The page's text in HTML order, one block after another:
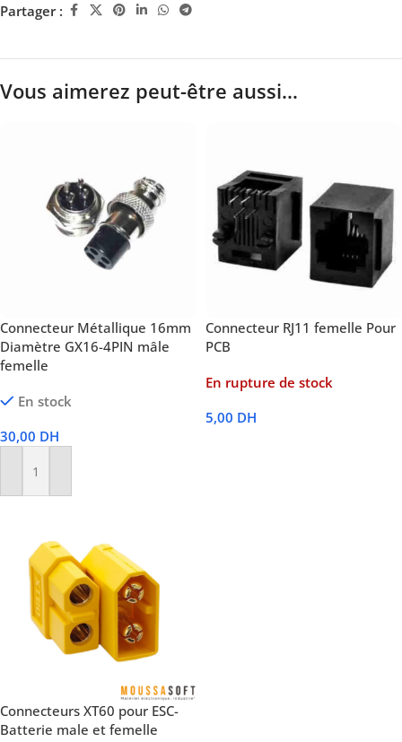
Partager :
Vous aimerez peut-être aussi…
Connecteur Métallique 16mm
Diamètre GX16-4PIN mâle
femelle
En stock
30,00 DH
Ajouter Au Panier
Connecteur RJ11 femelle Pour
PCB
En rupture de stock
5,00 DH
Connecteurs XT60 pour ESC-
Batterie male et femelle